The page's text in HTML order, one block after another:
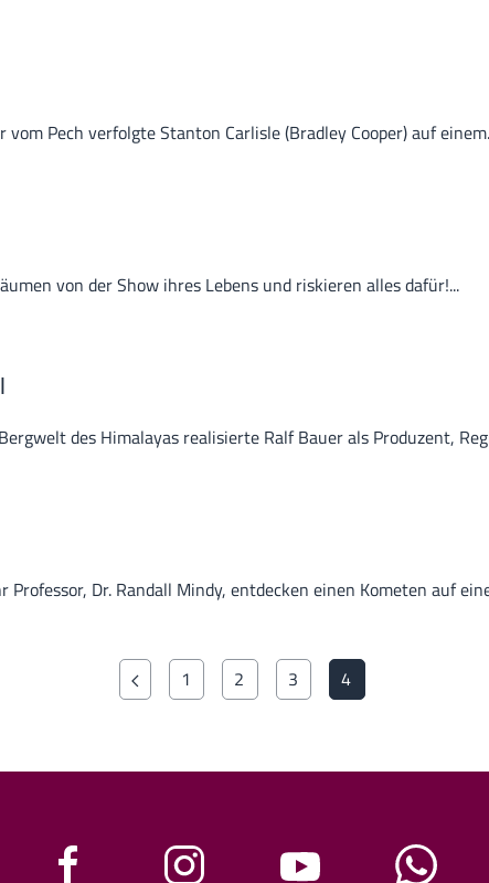
Pech verfolgte Stanton Carlisle (Bradley Cooper) auf
von der Show ihres Lebens und riskieren alles dafür!...
des Himalayas realisierte Ralf Bauer als Produzent,
Dr. Randall Mindy, entdecken einen Kometen auf
1 2 3 4